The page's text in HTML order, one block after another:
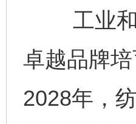
工业和
卓越品牌
2028年，